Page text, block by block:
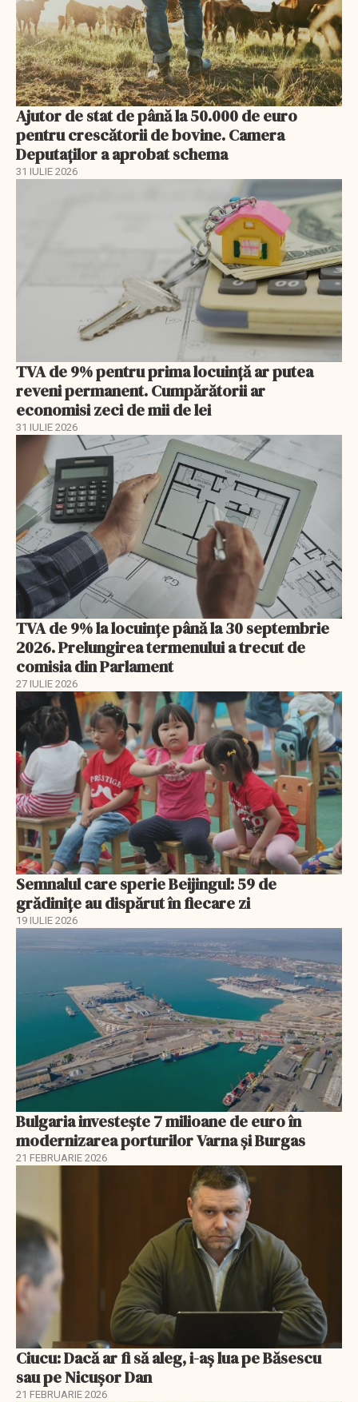
Ajutor de stat de până la 50.000 de euro
pentru crescătorii de bovine. Camera
Deputaților a aprobat schema
31 IULIE 2026
TVA de 9% pentru prima locuință ar putea
reveni permanent. Cumpărătorii ar
economisi zeci de mii de lei
31 IULIE 2026
TVA de 9% la locuințe până la 30 septembrie
2026. Prelungirea termenului a trecut de
comisia din Parlament
27 IULIE 2026
Semnalul care sperie Beijingul: 59 de
grădinițe au dispărut în fiecare zi
19 IULIE 2026
Bulgaria investește 7 milioane de euro în
modernizarea porturilor Varna și Burgas
21 FEBRUARIE 2026
Ciucu: Dacă ar fi să aleg, i-aș lua pe Băsescu
sau pe Nicușor Dan
21 FEBRUARIE 2026